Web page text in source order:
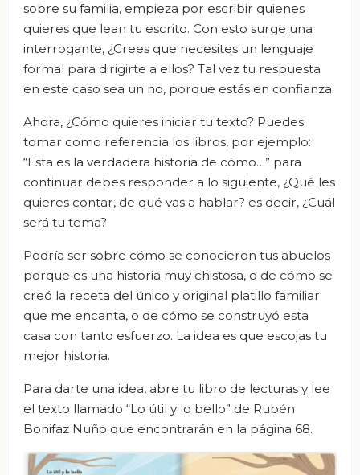
sobre su familia, empieza por escribir quienes
quieres que lean tu escrito. Con esto surge una
interrogante, ¿Crees que necesites un lenguaje
formal para dirigirte a ellos? Tal vez tu respuesta
en este caso sea un no, porque estás en confianza.
Ahora, ¿Cómo quieres iniciar tu texto? Puedes
tomar como referencia los libros, por ejemplo:
“Esta es la verdadera historia de cómo…” para
continuar debes responder a lo siguiente, ¿Qué les
quieres contar, de qué vas a hablar? es decir, ¿Cuál
será tu tema?
Podría ser sobre cómo se conocieron tus abuelos
porque es una historia muy chistosa, o de cómo se
creó la receta del único y original platillo familiar
que me encanta, o de cómo se construyó esta
casa con tanto esfuerzo. La idea es que escojas tu
mejor historia.
Para darte una idea, abre tu libro de lecturas y lee
el texto llamado “Lo útil y lo bello” de Rubén
Bonifaz Nuño que encontrarán en la página 68.